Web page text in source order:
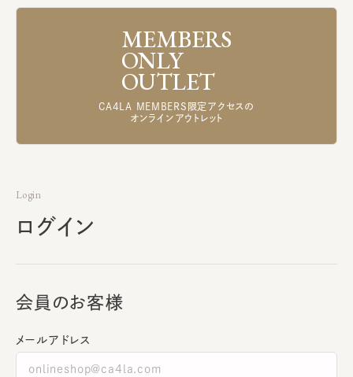
MEMBERS
ONLY
OUTLET
CA4LA MEMBERS限定アクセスの
オンラインアウトレット
Login
ログイン
会員のお客様
メールアドレス